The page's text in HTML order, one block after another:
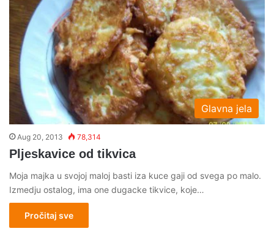
Glavna jela
Aug 20, 2013 78,314
Pljeskavice od tikvica
Moja majka u svojoj maloj basti iza kuce gaji od svega po malo.
Izmedju ostalog, ima one dugacke tikvice, koje…
Pročitaj sve